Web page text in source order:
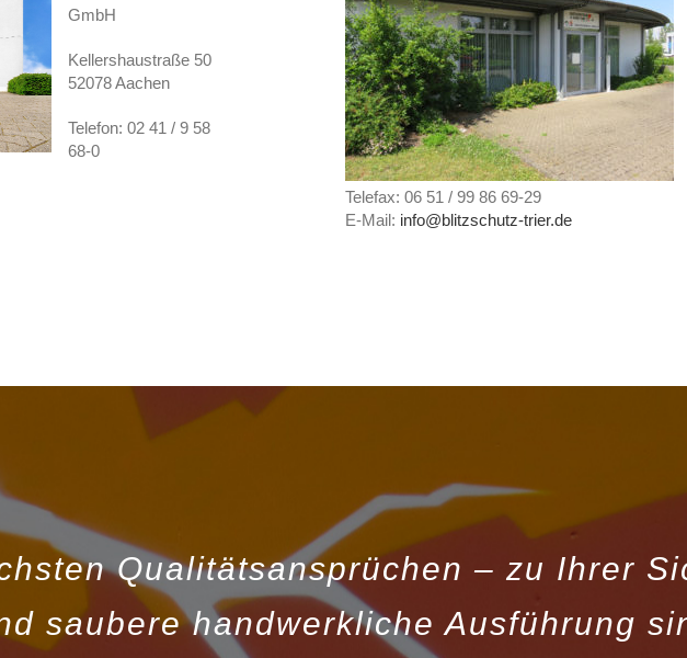
GmbH
Kellershaustraße 50
52078 Aachen
Telefon: 02 41 / 9 58
68-0
Telefax: 06 51 / 99 86 69-29
E-Mail: info@blitzschutz-trier.de
Qualitätsansprüchen – zu Ihrer
saubere handwerkliche Ausführung